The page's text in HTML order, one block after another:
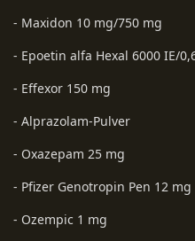
- Maxidon 10 mg/750 mg
- Epoetin alfa Hexal 6000 IE/
- Effexor 150 mg
- Alprazolam-Pulver
- Oxazepam 25 mg
- Pfizer Genotropin Pen 12 mg
- Ozempic 1 mg